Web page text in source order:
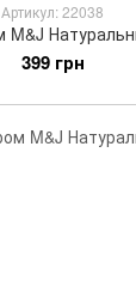
Артикул: 22038
399 грн